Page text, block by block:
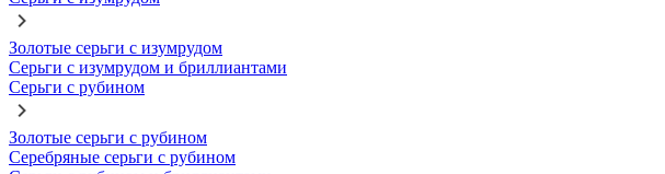
Золотые серьги с изумрудом
Серьги с изумрудом и бриллиантами
Серьги с рубином
Золотые серьги с рубином
Серебряные серьги с рубином